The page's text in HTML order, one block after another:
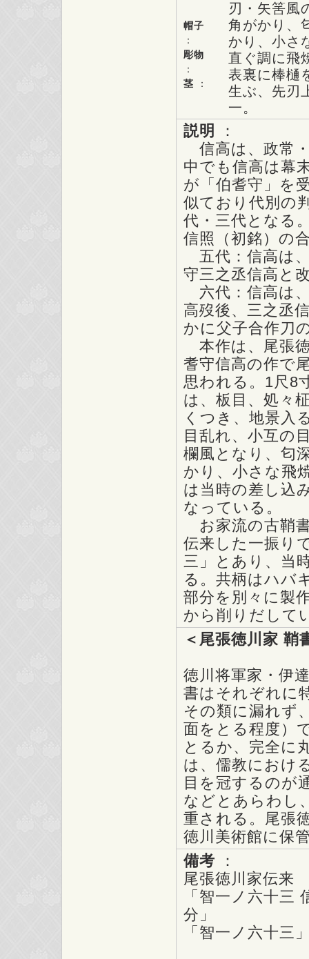
帽子
：
彫物
：
茎 ：
刃・矢筈風
角がかり、
かり、小さ
直ぐ調に飛
表裏に棒樋
生ぶ、先刃
一。
説明
：
信高は、政常
中でも信高は幕
が「伯耆守」を
似ており代別の
代・三代となる
信照（初銘）の
五代：信高は
守三之丞信高と
六代：信高は
高歿後、三之丞
かに父子合作刀
本作は、尾張
耆守信高の作で
思われる。1尺8
は、板目、処々
くつき、地景入
目乱れ、小互の
欄風となり、匂
かり、小さな飛
は当時の差し込
なっている。
お家流の古鞘
伝来した一振り
三」とあり、当
る。共柄はハバ
部分を別々に製
から削りだして
＜尾張徳川家 鞘
徳川将軍家・伊
書はそれぞれに
その類に漏れず
面をとる程度）
とるか、完全に
は、儒教におけ
目を冠するのが
などとあらわし
重される。尾張
徳川美術館に保
備考 ：
尾張徳川家伝来
「智一ノ六十
分」
「智一ノ六十三